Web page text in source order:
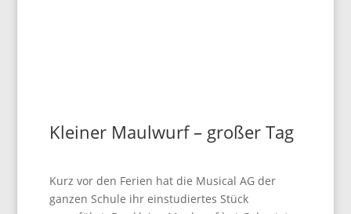
Kleiner Maulwurf – großer Tag
Kurz vor den Ferien hat die Musical AG der
ganzen Schule ihr einstudiertes Stück